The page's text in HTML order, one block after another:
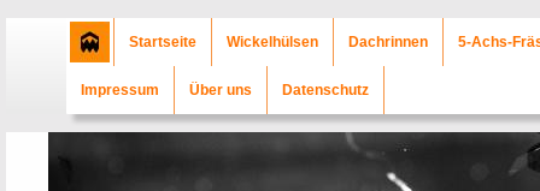
Startseite Wickelhülsen Dachrinnen 5-Achs-
Impressum Über uns Datenschutz